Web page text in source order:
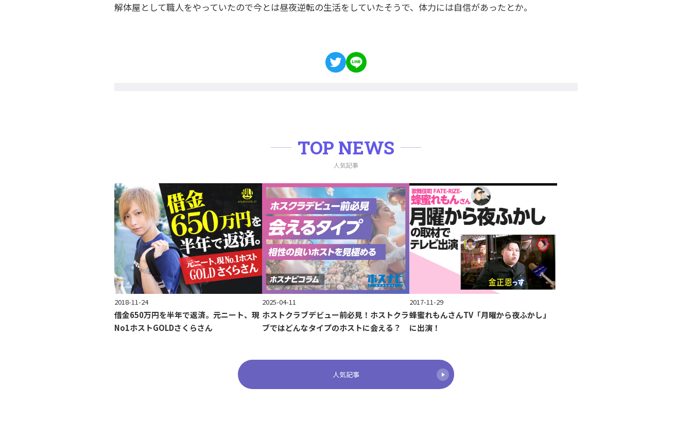
解体屋として職人をやっていたので今とは昼夜逆転の生活をしていたそうで、体力には自信があったとか。
TOP NEWS
人気記事
2018-11-24
借金650万円を半年で返済。元ニート、現
No1ホストGOLDさくらさん
2025-04-11
ホストクラブデビュー前必見！ホストクラ
ブではどんなタイプのホストに会える？
2017-11-29
蜂蜜れもんさんTV「月曜から夜ふかし」
に出演！
人気記事